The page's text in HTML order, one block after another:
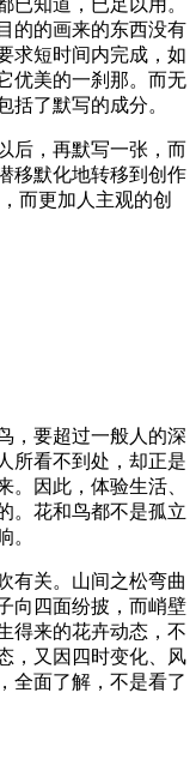
的的画来的东西没有
求短时间内完成，如
优美的一刹那。而无
括了默写的成分。
，再默写一张，而
移默化地转移到创作
而更加人主观的创
要超过一般人的深
所看不到处，却正是
。因此，体验生活、
。花和鸟都不是孤立
。
关。山间之松弯曲
向四面纷披，而峭壁
得来的花卉动态，不
，又因四时变化、风
全面了解，不是看了